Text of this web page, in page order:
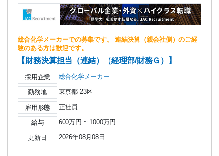
総合化学メーカーでの募集です。 連結決算（親会社側）のご経
験のある方は歓迎です。
【財務決算担当（連結）（経理部/財務Ｇ）】
採用企業 総合化学メーカー
勤務地 東京都 23区
雇用形態 正社員
給与 600万円 ~ 1000万円
更新日 2026年08月08日